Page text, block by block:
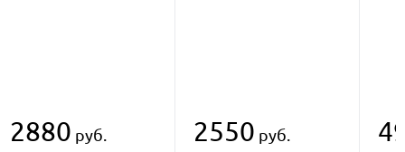
2880 руб. 2550 руб.